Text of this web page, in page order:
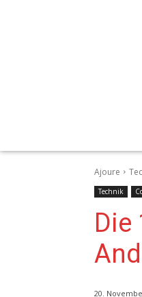
Ajoure
Technik
Die
20.